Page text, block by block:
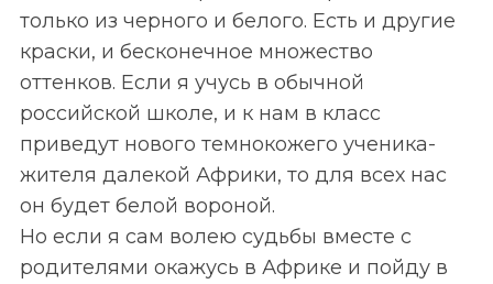
только из черного и белого. Есть и другие
краски, и бесконечное множество
оттенков. Если я учусь в обычной
российской школе, и к нам в класс
приведут нового темнокожего ученика-
жителя далекой Африки, то для всех нас
он будет белой вороной.
Но если я сам волею судьбы вместе с
родителями окажусь в Африке и пойду в